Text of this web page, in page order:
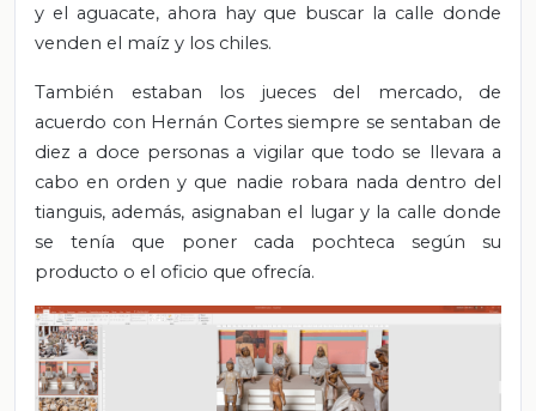
y el aguacate, ahora hay que buscar la calle donde
venden el maíz y los chiles.
También estaban los jueces del mercado, de
acuerdo con Hernán Cortes siempre se sentaban de
diez a doce personas a vigilar que todo se llevara a
cabo en orden y que nadie robara nada dentro del
tianguis, además, asignaban el lugar y la calle donde
se tenía que poner cada pochteca según su
producto o el oficio que ofrecía.